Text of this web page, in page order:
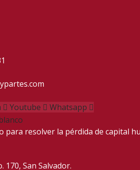
Youtube Whatsapp
para resolver la pérdida de capital
170, San Salvador.